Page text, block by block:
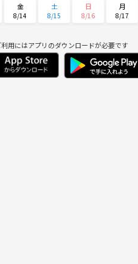
金
8/14
土
8/15
日
8/16
月
8/17
9/1 9/2 9/3 9/4
利用にはアプリのダウンロードが必要です